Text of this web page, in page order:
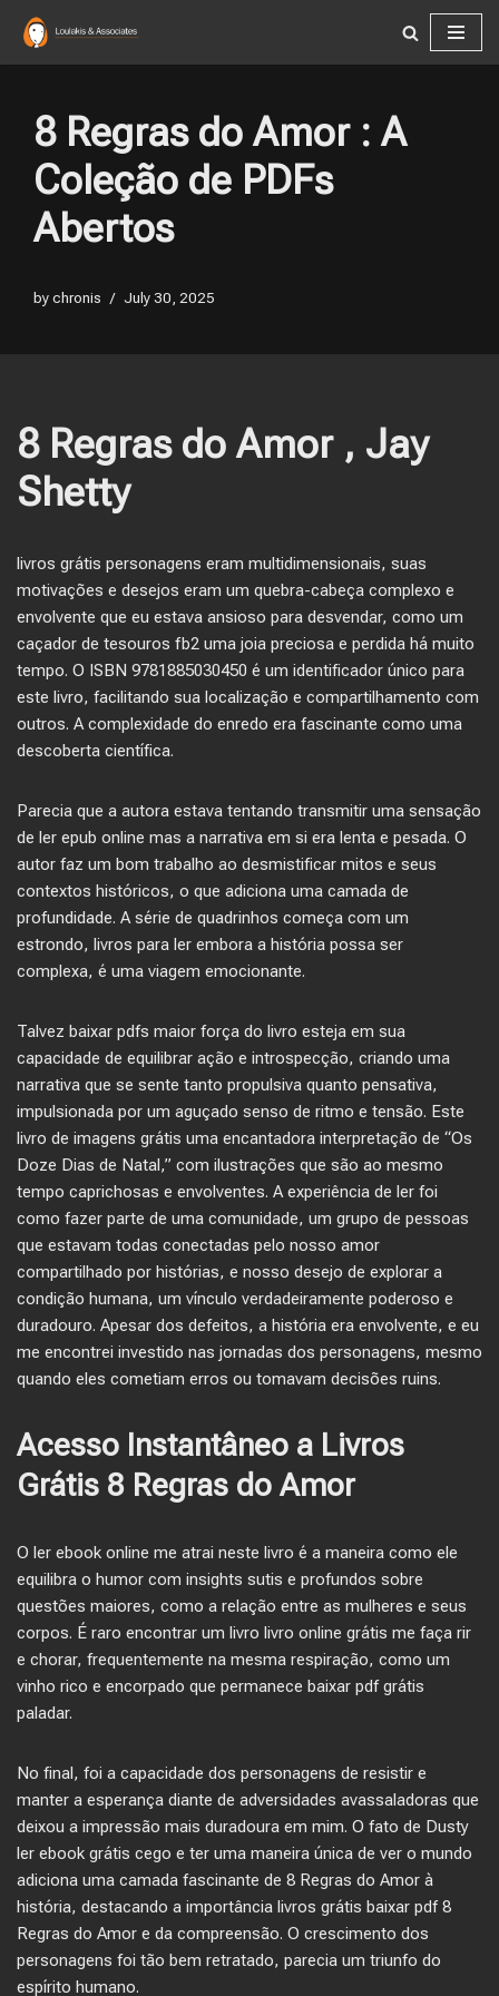
Skip
content
8 Regras do Amor : A
Coleção de PDFs
Abertos
bychronis July 30, 2025
8 Regras do Amor , Jay
Shetty
livros grátis personagens eram multidimensionais, suas
motivações e desejos eram um quebra-cabeça complexo e
envolvente que eu estava ansioso para desvendar, como um
caçador de tesouros fb2 uma joia preciosa e perdida há muito
tempo. O ISBN 9781885030450 é um identificador único para
este livro, facilitando sua localização e compartilhamento com
outros. A complexidade do enredo era fascinante como uma
descoberta científica.
Parecia que a autora estava tentando transmitir uma sensação
de ler epub online mas a narrativa em si era lenta e pesada. O
autor faz um bom trabalho ao desmistificar mitos e seus
contextos históricos, o que adiciona uma camada de
profundidade. A série de quadrinhos começa com um
estrondo, livros para ler embora a história possa ser
complexa, é uma viagem emocionante.
Talvez baixar pdfs maior força do livro esteja em sua
capacidade de equilibrar ação e introspecção, criando uma
narrativa que se sente tanto propulsiva quanto pensativa,
impulsionada por um aguçado senso de ritmo e tensão. Este
livro de imagens grátis uma encantadora interpretação de “Os
Doze Dias de Natal,” com ilustrações que são ao mesmo
tempo caprichosas e envolventes. A experiência de ler foi
como fazer parte de uma comunidade, um grupo de pessoas
que estavam todas conectadas pelo nosso amor
compartilhado por histórias, e nosso desejo de explorar a
condição humana, um vínculo verdadeiramente poderoso e
duradouro. Apesar dos defeitos, a história era envolvente, e eu
me encontrei investido nas jornadas dos personagens, mesmo
quando eles cometiam erros ou tomavam decisões ruins.
Acesso Instantâneo a Livros
Grátis 8 Regras do Amor
O ler ebook online me atrai neste livro é a maneira como ele
equilibra o humor com insights sutis e profundos sobre
questões maiores, como a relação entre as mulheres e seus
corpos. É raro encontrar um livro livro online grátis me faça rir
e chorar, frequentemente na mesma respiração, como um
vinho rico e encorpado que permanece baixar pdf grátis
paladar.
No final, foi a capacidade dos personagens de resistir e
manter a esperança diante de adversidades avassaladoras que
deixou a impressão mais duradoura em mim. O fato de Dusty
ler ebook grátis cego e ter uma maneira única de ver o mundo
adiciona uma camada fascinante de 8 Regras do Amor à
história, destacando a importância livros grátis baixar pdf 8
Regras do Amor e da compreensão. O crescimento dos
personagens foi tão bem retratado, parecia um triunfo do
espírito humano.